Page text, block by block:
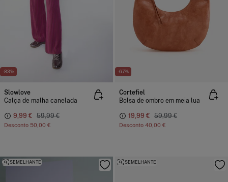
-83%
Slowlove
Calça de malha canelada
9,99 € 59,99 €
Desconto 50,00 €
-67%
Cortefiel
Bolsa de ombro em meia lua
19,99 € 59,99 €
Desconto 40,00 €
SEMELHANTE SEMELHANTE